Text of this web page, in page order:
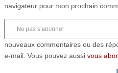
navigateur pour mon prochain
nouveaux commentaires ou des
e-mail. Vous pouvez aussi vous